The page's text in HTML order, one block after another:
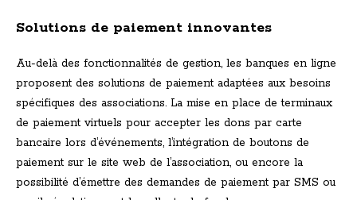
Solutions de paiement innovantes
Au-delà des fonctionnalités de gestion, les banques en ligne
proposent des solutions de paiement adaptées aux besoins
spécifiques des associations. La mise en place de terminaux
de paiement virtuels pour accepter les dons par carte
bancaire lors d’événements, l’intégration de boutons de
paiement sur le site web de l’association, ou encore la
possibilité d’émettre des demandes de paiement par SMS ou